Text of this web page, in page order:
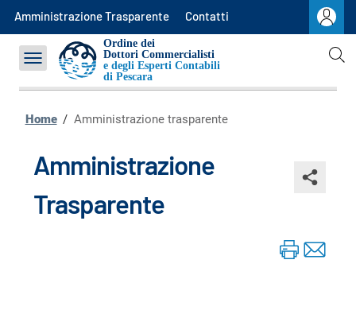
Amministrazione Trasparente Contatti
Ordine dei
Dottori Commercialisti
e degli Esperti Contabili
di Pescara
Commissioni
OCC
Contatti
Home / Amministrazione trasparente
Amministrazione
Trasparente